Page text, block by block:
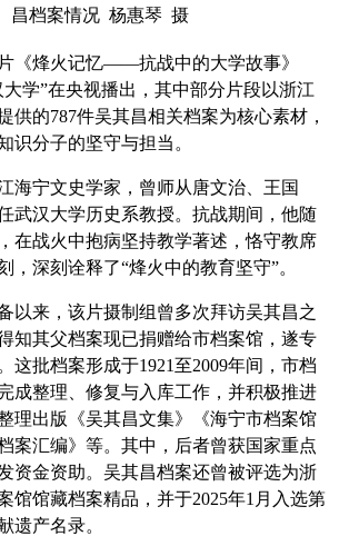
昌档案情况杨惠琴 摄
《烽火记忆——抗战中的大学故事》
学”在央视播出，其中部分片段以浙江
供的787件吴其昌相关档案为核心素材，
识分子的坚守与担当。
海宁文史学家，曾师从唐文治、王国
武汉大学历史系教授。抗战期间，他随
在战火中抱病坚持教学著述，恪守教席
，深刻诠释了“烽火中的教育坚守”。
以来，该片摄制组曾多次拜访吴其昌之
知其父档案现已捐赠给市档案馆，遂专
这批档案形成于1921至2009年间，市档
成整理、修复与入库工作，并积极推进
理出版《吴其昌文集》《海宁市档案馆
案汇编》等。其中，后者曾获国家重点
资金资助。吴其昌档案还曾被评选为浙
馆馆藏档案精品，并于2025年1月入选第
遗产名录。